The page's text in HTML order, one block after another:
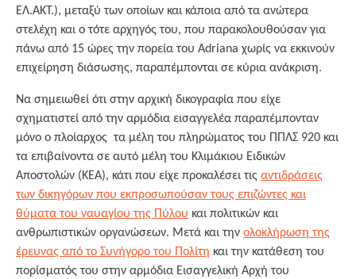
ΕΛ.ΑΚΤ.), μεταξύ των οποίων και κάποια από τα ανώτερα
στελέχη και ο τότε αρχηγός του, που παρακολουθούσαν για
πάνω από 15 ώρες την πορεία του Adriana χωρίς να εκκινούν
επιχείρηση διάσωσης, παραπέμπονται σε κύρια ανάκριση.
Να σημειωθεί ότι στην αρχική δικογραφία που είχε
σχηματιστεί από την αρμόδια εισαγγελέα παραπέμπονταν
μόνο ο πλοίαρχος τα μέλη του πληρώματος του ΠΠΛΣ 920 και
τα επιβαίνοντα σε αυτό μέλη του Κλιμάκιου Ειδικών
Αποστολών (ΚΕΑ), κάτι που είχε προκαλέσει τις αντιδράσεις
των δικηγόρων που εκπροσωπούσαν τους επιζώντες και
θύματα του ναυαγίου της Πύλου και πολιτικών και
ανθρωπιστικών οργανώσεων. Μετά και την ολοκλήρωση της
έρευνας από το Συνήγορο του Πολίτη και την κατάθεση του
πορίσματός του στην αρμόδια Εισαγγελική Αρχή του